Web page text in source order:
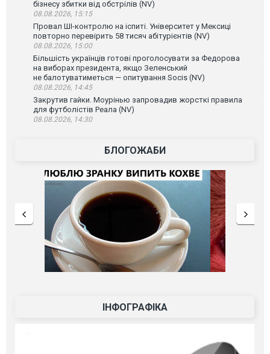
бізнесу збитки від обстрілів (NV)
08.08.2026, 15:15
Провал ШІ-контролю на іспиті. Університет у Мексиці
повторно перевірить 58 тисяч абітурієнтів (NV)
08.08.2026, 15:00
Більшість українців готові проголосувати за Федорова
на виборах президента, якщо Зеленський
не балотуватиметься — опитування Socis (NV)
08.08.2026, 14:45
Закрутив гайки. Моурінью запровадив жорсткі правила
для футболістів Реала (NV)
08.08.2026, 14:30
БЛОГОЖАБИ
ІНФОГРАФІКА